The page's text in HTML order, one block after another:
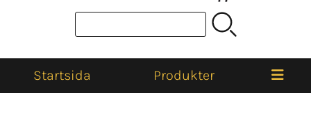
Startsida Produkter